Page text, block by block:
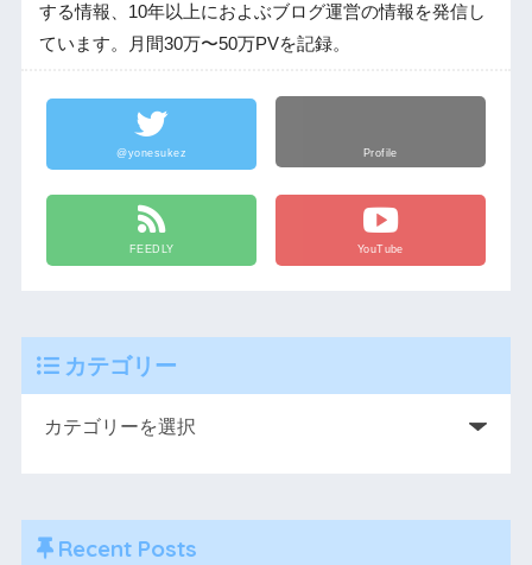
する情報、10年以上におよぶブログ運営の情報を発信し
ています。月間30万〜50万PVを記録。
@yonesukez Profile
FEEDLY YouTube
カテゴリー
Recent Posts